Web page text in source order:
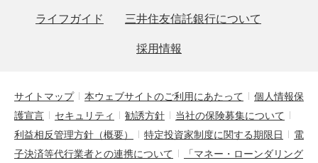
ライフガイド
三井住友信託銀行について
採用情報
サイトマップ 本ウェブサイトのご利用にあたって
個人情報保
護宣言
セキュリティ 勧誘方針
当社の保険募集について
利益相反管理方針（概要）
特定投資家制度に関する期限日
電
子決済等代行業者との連携について
「マネー・ローンダリング